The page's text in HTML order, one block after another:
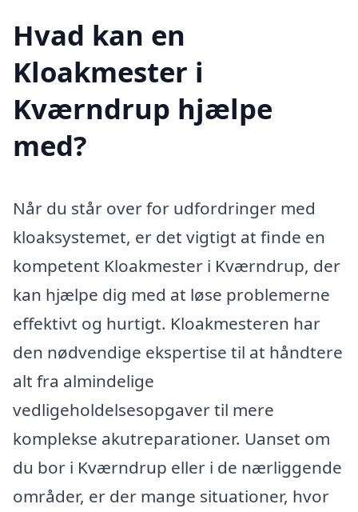
Hvad kan en
Kloakmester i
Kværndrup hjælpe
med?
Når du står over for udfordringer med
kloaksystemet, er det vigtigt at finde en
kompetent Kloakmester i Kværndrup, der
kan hjælpe dig med at løse problemerne
effektivt og hurtigt. Kloakmesteren har
den nødvendige ekspertise til at håndtere
alt fra almindelige
vedligeholdelsesopgaver til mere
komplekse akutreparationer. Uanset om
du bor i Kværndrup eller i de nærliggende
områder, er der mange situationer, hvor